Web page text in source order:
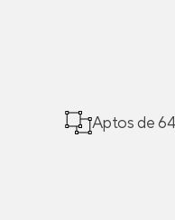
Aptos de